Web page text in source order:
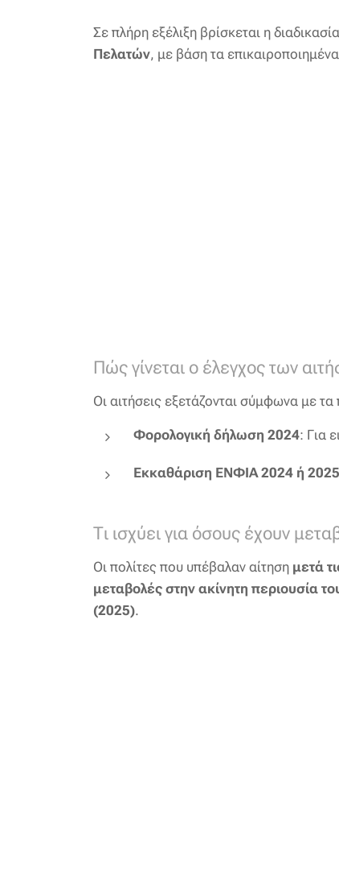
Σε πλήρη εξέλιξη βρίσκεται η
Πελατών, με βάση τα
Πώς γίνεται ο έλεγχος των
Οι αιτήσεις εξετάζονται σύμφωνα με
Φορολογική δήλωση 2024: Για
Εκκαθάριση ΕΝΦΙΑ 2024 ή 2025
Τι ισχύει για όσους έχουν
Οι πολίτες που υπέβαλαν αίτηση μετά
μεταβολές στην ακίνητη περιουσία
(2025).